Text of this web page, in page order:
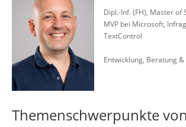
Dipl.-Inf. (FH), Master of
MVP bei Microsoft,
TextControl
Entwicklung, Beratung
Themenschwerpunkte